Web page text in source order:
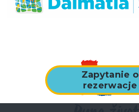
Zapytanie o
rezerwacje